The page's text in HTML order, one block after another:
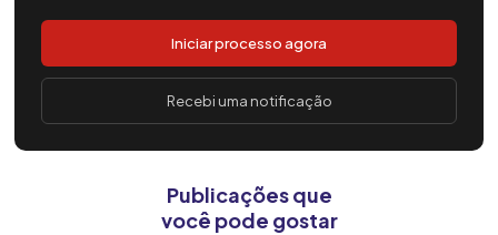
Iniciar processo agora
Recebi uma notificação
Publicações que
você pode gostar